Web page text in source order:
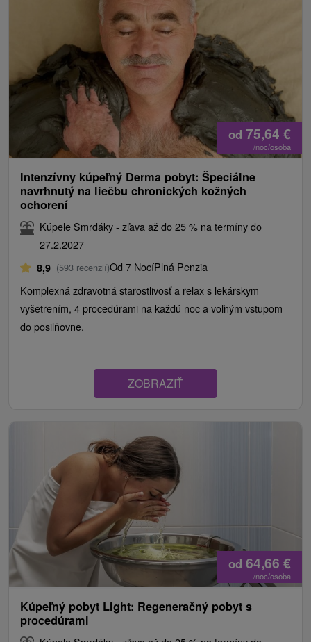
od 75,64 €
/noc/osoba
Intenzívny kúpeľný Derma pobyt: Špeciálne
navrhnutý na liečbu chronických kožných
ochorení
Kúpele Smrdáky - zľava až do 25 % na termíny do
27.2.2027
8,9 (593 recenzií)Od 7 NocíPlná Penzia
Komplexná zdravotná starostlivosť a relax s lekárskym
vyšetrením, 4 procedúrami na každú noc a voľným vstupom
do posilňovne.
ZOBRAZIŤ
od 64,66 €
/noc/osoba
Kúpeľný pobyt Light: Regeneračný pobyt s
procedúrami